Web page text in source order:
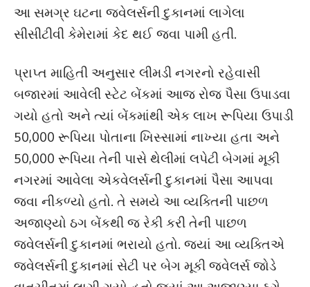
આ સમગ્ર ઘટના જ્વેલર્સની દુકાનમાં લાગેલા
સીસીટીવી કેમેરામાં કેદ થઈ જવા પામી હતી.
પ્રાપ્ત માહિતી અનુસાર લીમડી નગરનો રહેવાસી
બજારમાં આવેલી સ્ટેટ બેંકમાં આજ રોજ પૈસા ઉપાડવા
ગયો હતો અને ત્યાં બેંકમાંથી એક લાખ રૂપિયા ઉપાડી
50,000 રૂપિયા પોતાના ખિસ્સામાં નાખ્યા હતા અને
50,000 રૂપિયા તેની પાસે થેલીમાં લપેટી બેગમાં મૂકી
નગરમાં આવેલા એકવેલર્સની દુકાનમાં પૈસા આપવા
જવા નીકળ્યો હતો. તે સમયે આ વ્યક્તિની પાછળ
અજાણ્યો ઠગ બેંકથી જ રેકી કરી તેની પાછળ
જ્વેલર્સની દુકાનમાં ભરાયો હતો. જ્યાં આ વ્યક્તિએ
જ્વેલર્સની દુકાનમાં સેટી પર બેગ મૂકી જ્વેલર્સ જોડે